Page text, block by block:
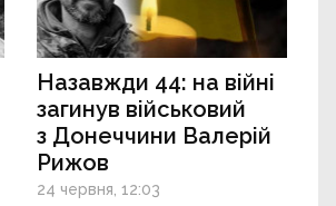
Назавжди 44: на війні
загинув військовий
з Донеччини Валерій
Рижов
24 червня, 12:03